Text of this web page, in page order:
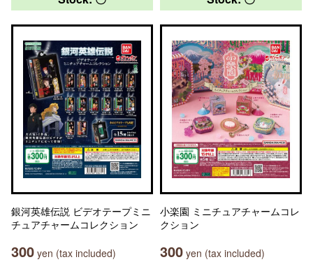
銀河英雄伝説 ビデオテープミニ
チュアチャームコレクション
300 yen (tax included)
小楽園 ミニチュアチャームコレ
クション
300 yen (tax included)